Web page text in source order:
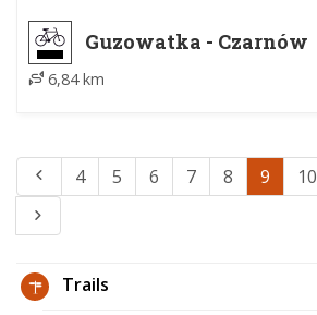
Guzowatka - Czarnów
6,84 km
4 5 6 7 8 9 10
Trails